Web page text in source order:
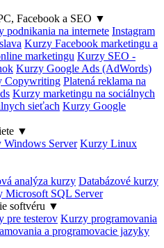
Facebook a SEO ▼
podnikania na internete Instagram
Kurzy Facebook marketingu a
marketingu Kurzy SEO -
Kurzy Google Ads (AdWords)
Copywriting Platená reklama na
Kurzy marketingu na sociálnych
sieťach Kurzy Google
▼
Windows Server Kurzy Linux
analýza kurzy Databázové kurzy
Microsoft SQL Server
softvéru ▼
pre testerov Kurzy programovania
a programovacie jazyky